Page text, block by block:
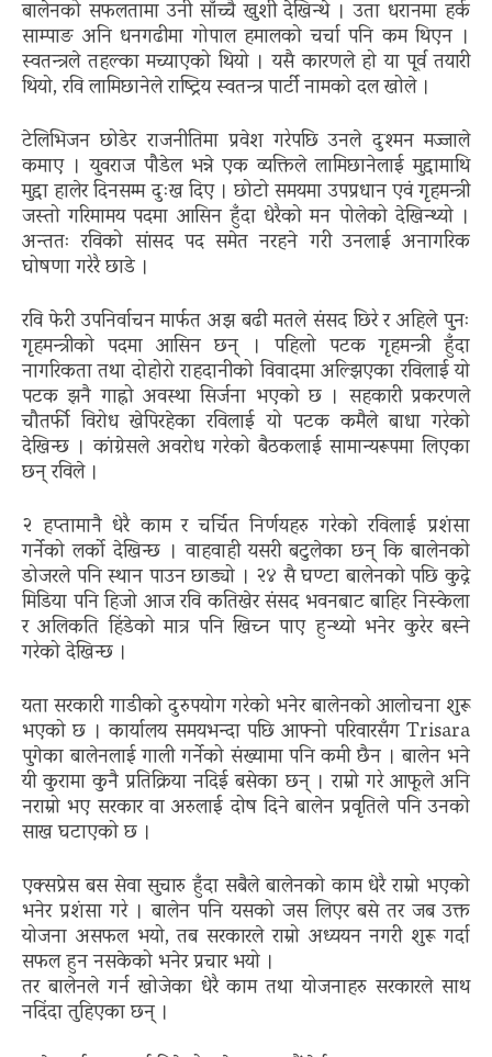
बालेनको सफलतामा उनी साँच्चै खुशी देखिन्थे । उता धरानमा हर्क
साम्पाङ अनि धनगढीमा गोपाल हमालको चर्चा पनि कम थिएन ।
स्वतन्त्रले तहल्का मच्याएको थियो । यसै कारणले हो या पूर्व तयारी
थियो, रवि लामिछानेले राष्ट्रिय स्वतन्त्र पार्टी नामको दल खोले ।
टेलिभिजन छोडेर राजनीतिमा प्रवेश गरेपछि उनले दुश्मन मज्जाले
कमाए । युवराज पौडेल भन्ने एक व्यक्तिले लामिछानेलाई मुद्दामाथि
मुद्दा हालेर दिनसम्म दुःख दिए । छोटो समयमा उपप्रधान एवं गृहमन्त्री
जस्तो गरिमामय पदमा आसिन हुँदा धेरैको मन पोलेको देखिन्थ्यो ।
अन्ततः रविको सांसद पद समेत नरहने गरी उनलाई अनागरिक
घोषणा गरेरै छाडे ।
रवि फेरी उपनिर्वाचन मार्फत अझ बढी मतले संसद छिरे र अहिले पुनः
गृहमन्त्रीको पदमा आसिन छन् । पहिलो पटक गृहमन्त्री हुँदा
नागरिकता तथा दोहोरो राहदानीको विवादमा अल्झिएका रविलाई यो
पटक झनै गाह्रो अवस्था सिर्जना भएको छ । सहकारी प्रकरणले
चौतर्फी विरोध खेपिरहेका रविलाई यो पटक कमैले बाधा गरेको
देखिन्छ । कांग्रेसले अवरोध गरेको बैठकलाई सामान्यरूपमा लिएका
छन् रविले ।
२ हप्तामानै धेरै काम र चर्चित निर्णयहरु गरेको रविलाई प्रशंसा
गर्नेको लर्को देखिन्छ । वाहवाही यसरी बटुलेका छन् कि बालेनको
डोजरले पनि स्थान पाउन छाड्यो । २४ सै घण्टा बालेनको पछि कुद्ने
मिडिया पनि हिजो आज रवि कतिखेर संसद भवनबाट बाहिर निस्केला
र अलिकति हिंडेको मात्र पनि खिच्न पाए हुन्थ्यो भनेर कुरेर बस्ने
गरेको देखिन्छ ।
यता सरकारी गाडीको दुरुपयोग गरेको भनेर बालेनको आलोचना शुरू
भएको छ । कार्यालय समयभन्दा पछि आफ्नो परिवारसँग Trisara
पुगेका बालेनलाई गाली गर्नेको संख्यामा पनि कमी छैन । बालेन भने
यी कुरामा कुनै प्रतिक्रिया नदिई बसेका छन् । राम्रो गरे आफूले अनि
नराम्रो भए सरकार वा अरुलाई दोष दिने बालेन प्रवृतिले पनि उनको
साख घटाएको छ ।
एक्सप्रेस बस सेवा सुचारु हुँदा सबैले बालेनको काम धेरै राम्रो भएको
भनेर प्रशंसा गरे । बालेन पनि यसको जस लिएर बसे तर जब उक्त
योजना असफल भयो, तब सरकारले राम्रो अध्ययन नगरी शुरू गर्दा
सफल हुन नसकेको भनेर प्रचार भयो ।
तर बालेनले गर्न खोजेका धेरै काम तथा योजनाहरु सरकारले साथ
नदिंदा तुहिएका छन् ।